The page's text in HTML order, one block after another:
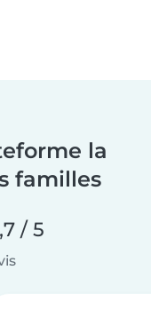
la
familles
/ 5